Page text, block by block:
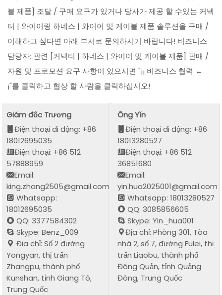
블 제품] 조달 / 구매 요구가 있거나 당사가 제공 할 수있는 커넥
터 | 와이어링 하네스 | 와이어 및 케이블 제품 솔루션을 구매 /
이해하고 싶다면 아래 부서로 문의하시기 바랍니다! 비즈니스
담당자; 관련 [커넥터 | 하네스 | 와이어 및 케이블 제품] 판매 /
자원 및 프로모션 요구 사항이 있으시면 "¡¡ 비즈니스 협력 ←
¡"를 클릭하고 협상 할 사람을 클릭하십시오!
Giám đốc Trương
Điện thoại di động: +86
18012695035
Điện thoại: +86 512
57888959
Email:
king.zhang2505@gmail.com
Whatsapp:
18012695035
QQ: 3377584302
Skype: Benz_009
Địa chỉ: Số 2 đường
Yongyan, thị trấn
Zhangpu, thành phố
Kunshan, tỉnh Giang Tô,
Trung Quốc
Ông Yǐn
Điện thoại di động: +86
18013280527
Điện thoại: +86 512
36851680
Email:
yin.hua2025001@gmail.com
Whatsapp: 18013280527
QQ: 3085856605
Skype: Yin_hua001
Địa chỉ: Phòng 301, Tòa
nhà 2, số 7, đường Fulei, thị
trấn Liaobu, thành phố
Đông Quản, tỉnh Quảng
Đông, Trung Quốc